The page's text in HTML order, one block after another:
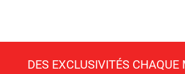
DES EXCLUSIVITÉS CHAQUE